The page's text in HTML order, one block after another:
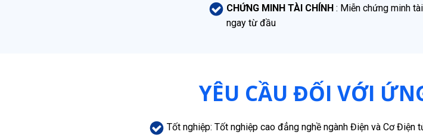
CHỨNG MINH TÀI CHÍNH: Miễn chứng minh
ngay từ đầu
YÊU CẦU ĐỐI VỚI
Tốt nghiệp: Tốt nghiệp cao đẳng nghề ngành Điện và Cơ Điện